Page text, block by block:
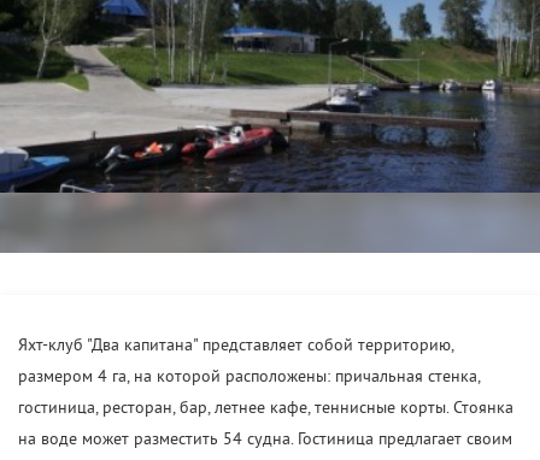
Яхт-клуб "Два капитана" представляет собой территорию,
размером 4 га, на которой расположены: причальная стенка,
гостиница, ресторан, бар, летнее кафе, теннисные корты. Стоянка
на воде может разместить 54 судна. Гостиница предлагает своим